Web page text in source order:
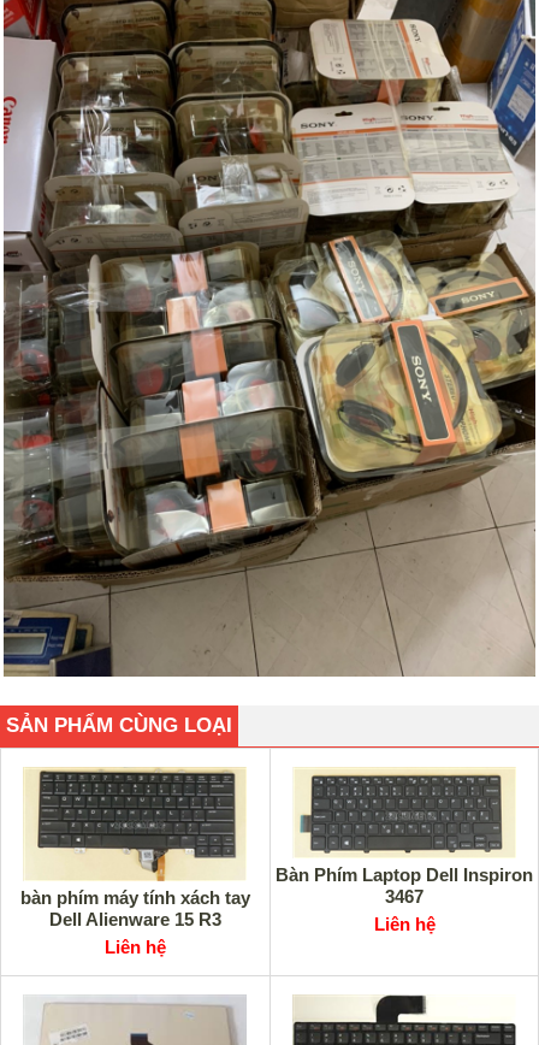
SẢN PHẨM CÙNG LOẠI
bàn phím máy tính xách tay
Dell Alienware 15 R3
Liên hệ
Bàn Phím Laptop Dell Inspiron
3467
Liên hệ